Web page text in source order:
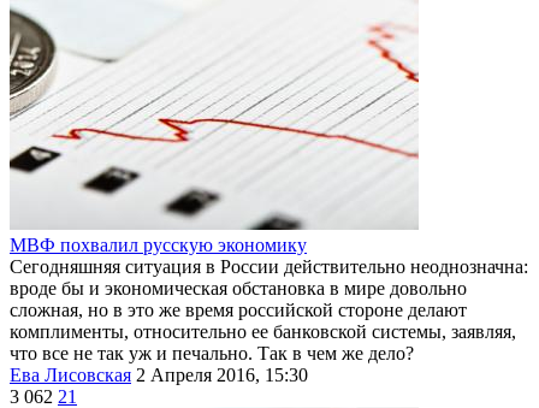
МВФ похвалил русскую экономику
Сегодняшняя ситуация в России действительно неоднозначна:
вроде бы и экономическая обстановка в мире довольно
сложная, но в это же время российской стороне делают
комплименты, относительно ее банковской системы, заявляя,
что все не так уж и печально. Так в чем же дело?
Ева Лисовская 2 Апреля 2016, 15:30
3 062 21